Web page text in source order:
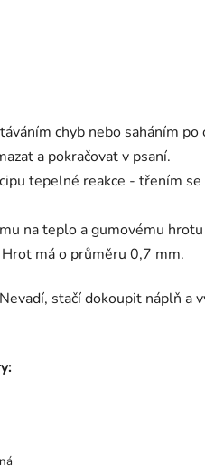
chyb nebo saháním
a pokračovat v psaní.
tepelné reakce - třením
na teplo a gumovému
má o průměru 0,7 mm.
stačí dokoupit náplň a